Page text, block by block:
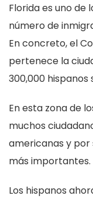
Florida es uno de
número de
En concreto, el
pertenece la
300,000 hispanos
En esta zona de
muchos
americanas y por
más importantes.
Los hispanos